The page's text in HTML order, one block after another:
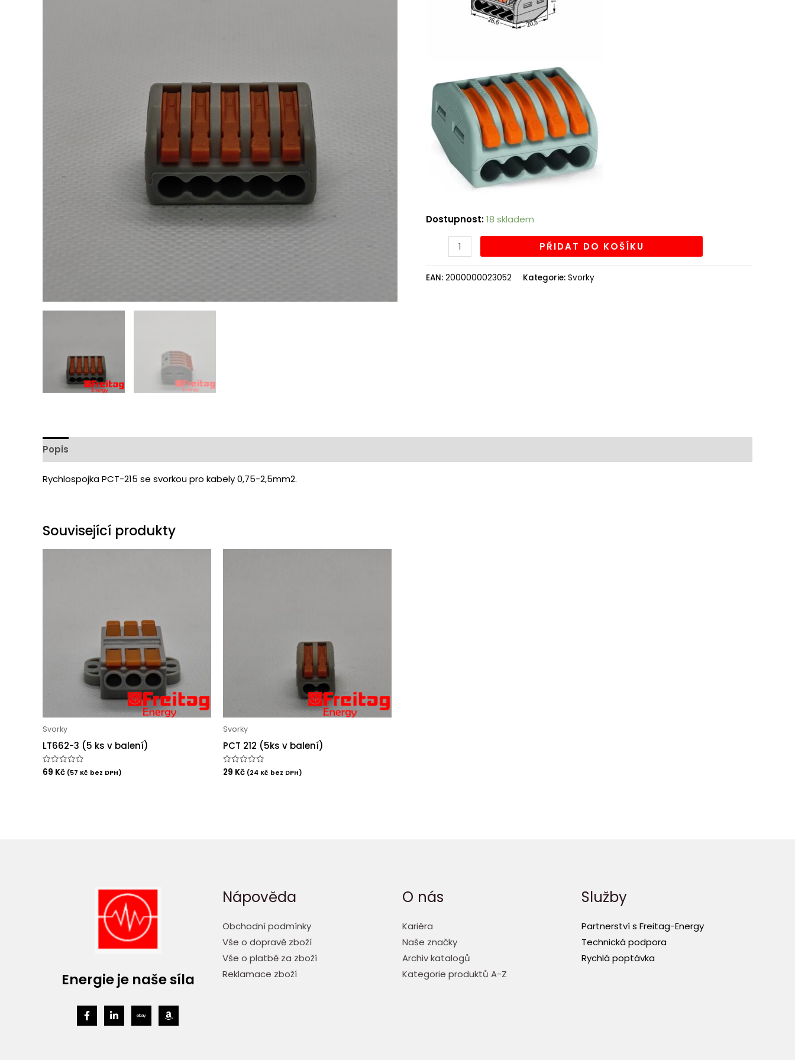
Dostupnost:18 skladem
PŘIDAT DO KOŠÍKU
EAN: 2000000023052 Kategorie: Svorky
Popis
Rychlospojka PCT-215 se svorkou pro kabely 0,75-2,5mm2.
Související produkty
Svorky
LT662-3 (5 ks v balení)
Hodnocení
0
69 Kč (57 Kč bez DPH)
Svorky
PCT 212 (5ks v balení)
Hodnocení
0
29 Kč (24 Kč bez DPH)
Energie je naše síla
Nápověda
Obchodní podmínky
Vše o dopravě zboží
Vše o platbě za zboží
Reklamace zboží
O nás
Kariéra
Naše značky
Archiv katalogů
Kategorie produktů A-Z
Služby
Partnerství s Freitag-Energy
Technická podpora
Rychlá poptávka